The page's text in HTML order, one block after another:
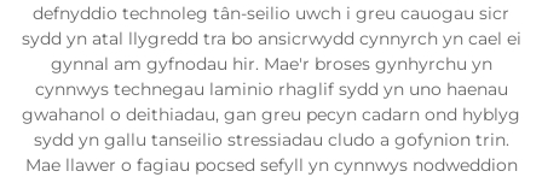
defnyddio technoleg tân-seilio uwch i greu cauogau sicr
sydd yn atal llygredd tra bo ansicrwydd cynnyrch yn cael ei
gynnal am gyfnodau hir. Mae'r broses gynhyrchu yn
cynnwys technegau laminio rhaglif sydd yn uno haenau
gwahanol o deithiadau, gan greu pecyn cadarn ond hyblyg
sydd yn gallu tanseilio stressiadau cludo a gofynion trin.
Mae llawer o fagiau pocsed sefyll yn cynnwys nodweddion